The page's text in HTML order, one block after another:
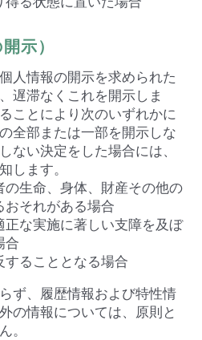
示）
人情報の開示を求められた
遅滞なくこれを開示しま
ことにより次のいずれかに
全部または一部を開示しな
ない決定をした場合には、
します。
の生命、身体、財産その他の
おそれがある場合
正な実施に著しい支障を及ぼ
合
することとなる場合
ず、履歴情報および特性情
の情報については、原則と
。